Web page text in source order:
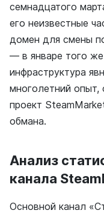
семнадцатого
его неизвестные
домен для смены
— в январе того же
инфраструктура
многолетний
проект
обмана.
Анализ
канала
Основной канал